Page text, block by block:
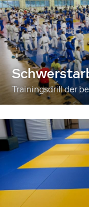
Trainingsdrill der